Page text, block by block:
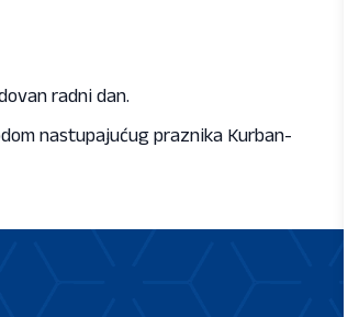
radni dan.
nastupajućug praznika Kurban-